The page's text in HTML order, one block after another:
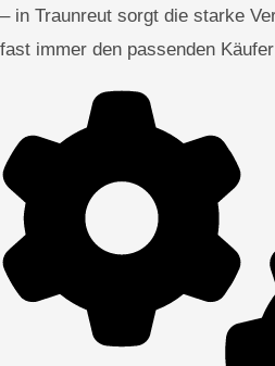
– in Traunreut sorgt die starke
fast immer den passenden